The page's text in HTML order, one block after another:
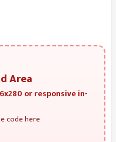
Area
or responsive in-
code here